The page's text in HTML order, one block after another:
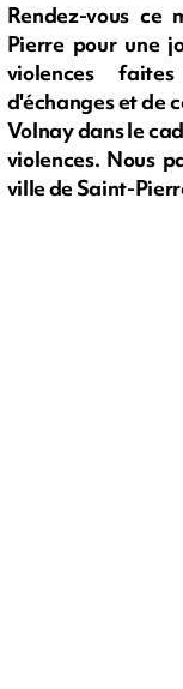
Rendez-vous ce
Pierre pour une
violences
d'échanges et de
Volnay dans le
violences. Nous
ville de Saint-